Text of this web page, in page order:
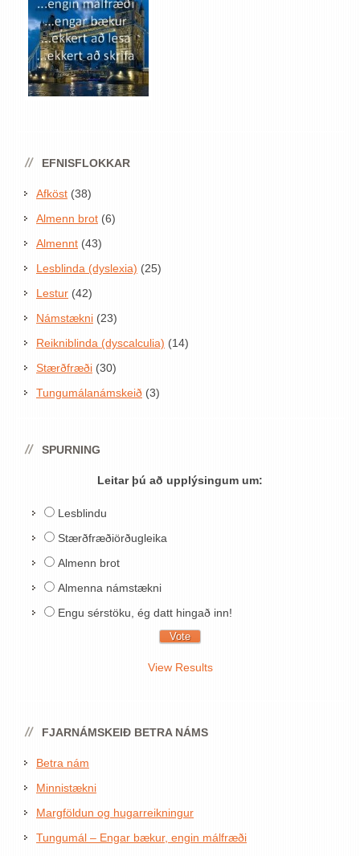
EFNISFLOKKAR
Afköst (38)
Almenn brot (6)
Almennt (43)
Lesblinda (dyslexia) (25)
Lestur (42)
Námstækni (23)
Reikniblinda (dyscalculia) (14)
Stærðfræði (30)
Tungumálanámskeið (3)
SPURNING
Leitar þú að upplýsingum um:
Lesblindu
Stærðfræðiörðugleika
Almenn brot
Almenna námstækni
Engu sérstöku, ég datt hingað inn!
View Results
FJARNÁMSKEIÐ BETRA NÁMS
Betra nám
Minnistækni
Margföldun og hugarreikningur
Tungumál – Engar bækur, engin málfræði